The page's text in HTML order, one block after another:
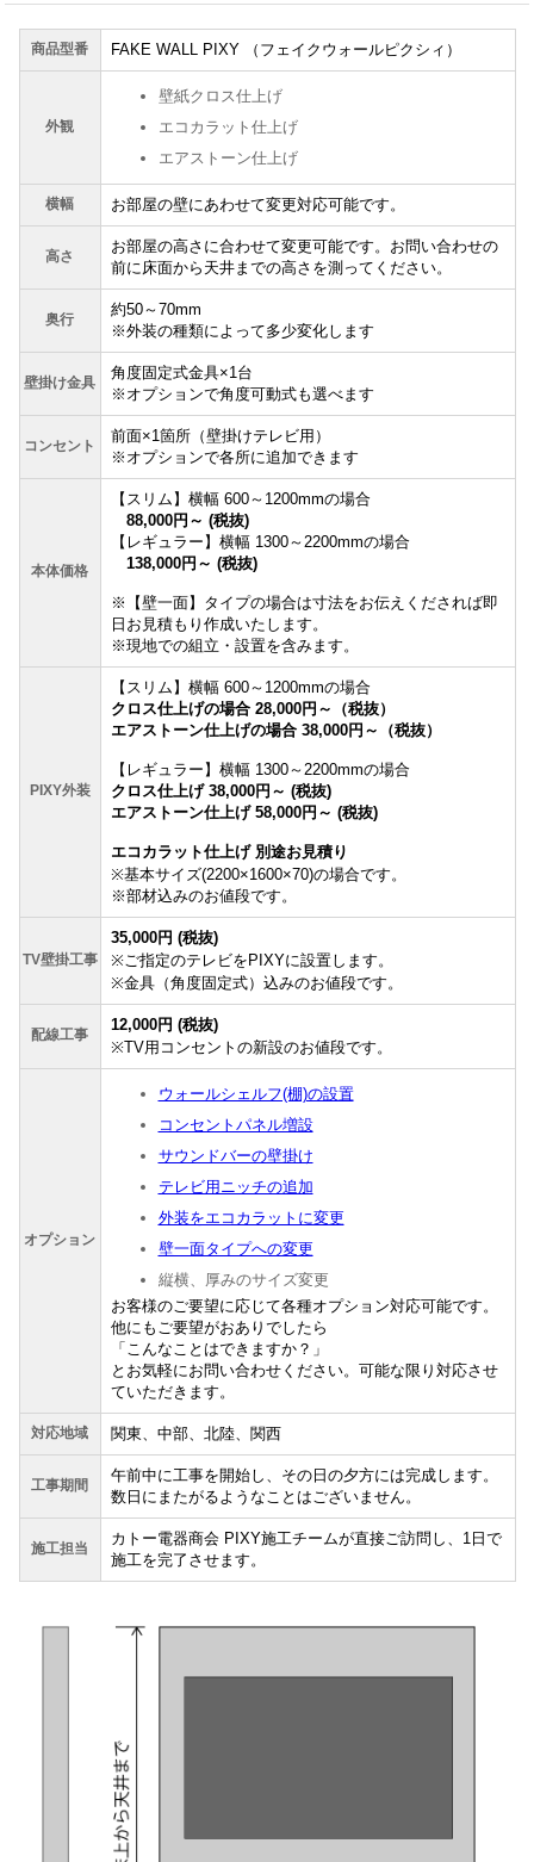
商品型番 FAKE WALL PIXY （フェイクウォールピクシィ）
外観
壁紙クロス仕上げ
エコカラット仕上げ
エアストーン仕上げ
横幅 お部屋の壁にあわせて変更対応可能です。
高さ
お部屋の高さに合わせて変更可能です。お問い合わせの
前に床面から天井までの高さを測ってください。
奥行
約50～70mm
※外装の種類によって多少変化します
壁掛け金具
角度固定式金具×1台
※オプションで角度可動式も選べます
コンセント
前面×1箇所（壁掛けテレビ用）
※オプションで各所に追加できます
本体価格
【スリム】横幅 600～1200mmの場合
88,000円～ (税抜)
【レギュラー】横幅 1300～2200mmの場合
138,000円～ (税抜)
※【壁一面】タイプの場合は寸法をお伝えくだされば即
日お見積もり作成いたします。
※現地での組立・設置を含みます。
PIXY外装
【スリム】横幅 600～1200mmの場合
クロス仕上げの場合 28,000円～（税抜）
エアストーン仕上げの場合 38,000円～ （税抜）
【レギュラー】横幅 1300～2200mmの場合
クロス仕上げ 38,000円～ (税抜)
エアストーン仕上げ 58,000円～ (税抜)
エコカラット仕上げ 別途お見積り
※基本サイズ(2200×1600×70)の場合です。
※部材込みのお値段です。
TV壁掛工事
35,000円 (税抜)
※ご指定のテレビをPIXYに設置します。
※金具（角度固定式）込みのお値段です。
配線工事
12,000円 (税抜)
※TV用コンセントの新設のお値段です。
オプション
ウォールシェルフ(棚)の設置
コンセントパネル増設
サウンドバーの壁掛け
テレビ用ニッチの追加
外装をエコカラットに変更
壁一面タイプへの変更
縦横、厚みのサイズ変更
お客様のご要望に応じて各種オプション対応可能です。
他にもご要望がおありでしたら
「こんなことはできますか？」
とお気軽にお問い合わせください。可能な限り対応させ
ていただきます。
対応地域 関東、中部、北陸、関西
工事期間
午前中に工事を開始し、その日の夕方には完成します。
数日にまたがるようなことはございません。
施工担当
カトー電器商会 PIXY施工チームが直接ご訪問し、1日で
施工を完了させます。